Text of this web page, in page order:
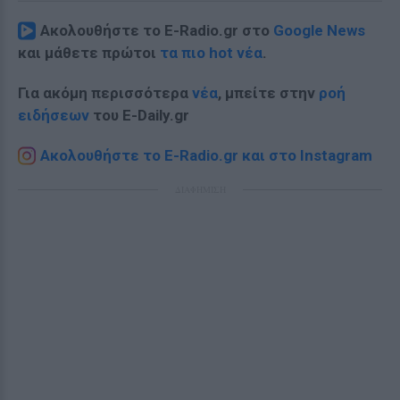
Ακολουθήστε το E-Radio.gr στο Google News
και μάθετε πρώτοι τα πιο hot νέα.
Για ακόμη περισσότερα νέα, μπείτε στην ροή
ειδήσεων του E-Daily.gr
Ακολουθήστε το E-Radio.gr και στο Instagram